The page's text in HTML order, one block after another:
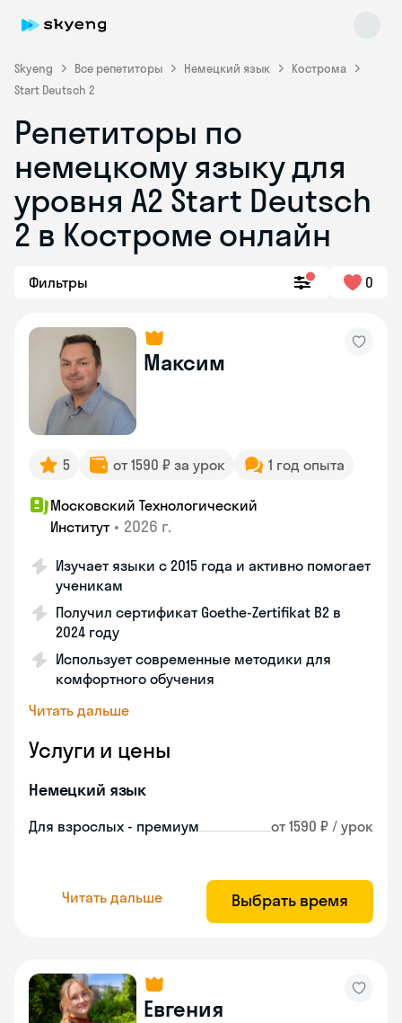
Skyeng Все репетиторы Немецкий язык
Кострома
Start Deutsch 2
Репетиторы по
немецкому языку для
уровня A2 Start Deutsch
2 в Костроме онлайн
Фильтры 0
Максим
5 от 1590 ₽ за урок 1 год опыта
Московский Технологический
Институт • 2026 г.
Изучает языки с 2015 года и активно помогает
ученикам
Получил сертификат Goethe-Zertifikat B2 в
2024 году
Использует современные методики для
комфортного обучения
Читать дальше
Услуги и цены
Немецкий язык
Для взрослых - премиум от 1590 ₽ / урок
Читать дальше Выбрать время
Евгения
Skyeng Chat